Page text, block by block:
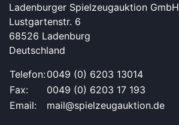
Ladenburger Spielzeugauktion GmbH
Lustgartenstr. 6
68526 Ladenburg
Deutschland
Telefon:0049 (0) 6203 13014
Fax:
0049 (0) 6203 17 193
Email:
mail@spielzeugauktion.de